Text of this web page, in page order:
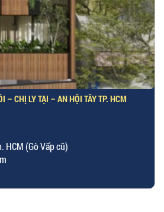
– CHỊ LY TẠI – AN HỘI TÂY TP. HCM
HCM (Gò Vấp cũ)